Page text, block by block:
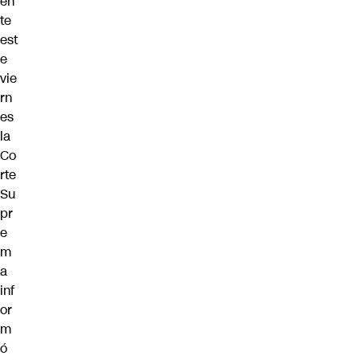
te
est
e
vie
rn
es
la
Co
rte
Su
pr
e
m
a
inf
or
m
ó